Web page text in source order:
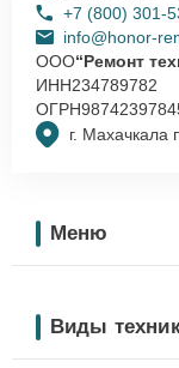
г.
+7 (800) 301-
info@honor-
ООО“Ремонт
ИНН234789782
ОГРН
Меню
Виды